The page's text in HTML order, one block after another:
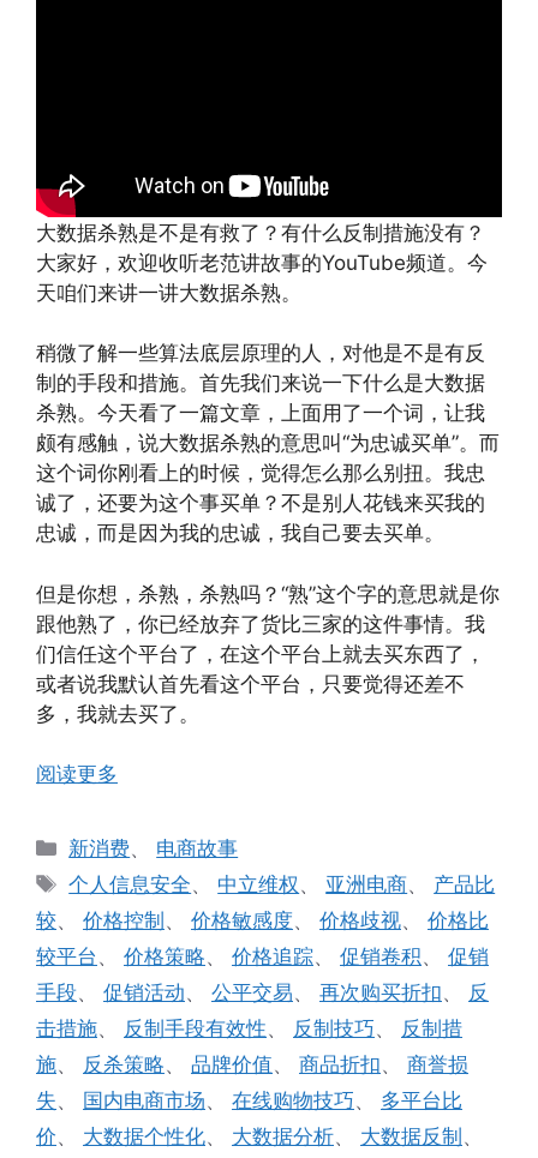
大数据杀熟是不是有救了？有什么反制措施没有？
大家好，欢迎收听老范讲故事的YouTube频道。今
天咱们来讲一讲大数据杀熟。
稍微了解一些算法底层原理的人，对他是不是有反
制的手段和措施。首先我们来说一下什么是大数据
杀熟。今天看了一篇文章，上面用了一个词，让我
颇有感触，说大数据杀熟的意思叫“为忠诚买单”。而
这个词你刚看上的时候，觉得怎么那么别扭。我忠
诚了，还要为这个事买单？不是别人花钱来买我的
忠诚，而是因为我的忠诚，我自己要去买单。
但是你想，杀熟，杀熟吗？“熟”这个字的意思就是你
跟他熟了，你已经放弃了货比三家的这件事情。我
们信任这个平台了，在这个平台上就去买东西了，
或者说我默认首先看这个平台，只要觉得还差不
多，我就去买了。
阅读更多
分
类
新消费、 电商故事
标
签
个人信息安全、 中立维权 、 亚洲电商、 产品比
较、 价格控制 、 价格敏感度、 价格歧视、 价格比
较平台 、 价格策略、 价格追踪、 促销卷积、 促销
手段、 促销活动、 公平交易、 再次购买折扣、 反
击措施、 反制手段有效性、 反制技巧、 反制措
施、 反杀策略、 品牌价值、 商品折扣、 商誉损
失、 国内电商市场、 在线购物技巧、 多平台比
价、 大数据个性化、 大数据分析、 大数据反制 、